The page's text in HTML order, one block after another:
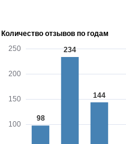
Количество отзывов по годам